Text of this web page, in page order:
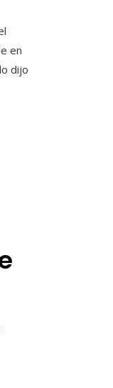
en
dijo